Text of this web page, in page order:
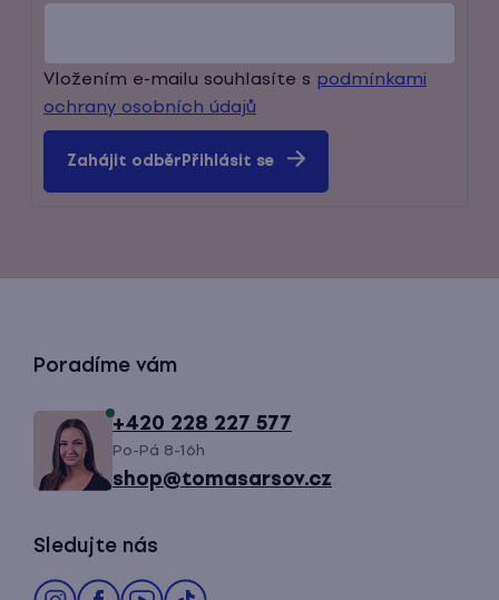
Vložením e-mailu souhlasíte s podmínkami
ochrany osobních údajů
Přihlásit se
Poradíme vám
+420 228 227 577
Po-Pá 8-16h
shop@tomasarsov.cz
Sledujte nás